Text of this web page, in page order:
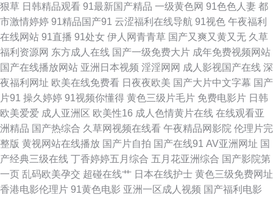
国产a母子视频 91视频日韩经典 先锋影音美女 东京热男人的天堂09 午夜剧
场久久 www日本永久 日比打炮 91深夜熟妇视频 人妻aU在线 91网战观看 青
青草大香蕉91 A片资源网 瑟瑟综合网 肏屄抖音 婷婷色女网 Av网址麻豆 青草
视频在线播放 91香蕉在线网站 欧美日韩瑞士久久 91久久比比资源色 欧美淫
乱一区二区 91最新天堂 人妖扩肛性爱 91资源总站在线观看 四虎成人欧美日
韩 AV伊人天堂 日韩成人无码人妻 91页在线视频 青青草社区 操你啦超碰97
深夜福利视视频 草艹91 五月花av网址 成人av影院影视城 日日射网站 白浆
狠草 日韩精品观看 91最新国产精品 一级黄色网 91色色人妻 都
市激情婷婷 91精品国产91 云涩福利在线导航 91视色 午夜福利
在线网站 91直播 91处女 伊人网青青草 国产又爽又黄又无 久草
福利资源网 东方成人在线 国产一级免费大片 成年免费视频网站
国产在线播放网站 亚洲日本视频 淫淫网网 成人影视国产在线 深
夜福利网址 欧美在线免费看 日夜夜欧美 国产大片中文字幕 国产
片91 操久婷婷 91视频你懂得 黄色三级片毛片 免费电影片 日韩
欧美爱爱 成人亚洲区 欧美性16 成人色情黄片在线 在线观看亚
洲精品 国产热综合 久草网视频在线看 午夜精品网影院 伦理片完
整版 黄视网站在线播放 国产片自拍 国产在线91 AV亚洲网址 国
产经典三级在线 丁香婷婷五月综合 五月花亚洲综合 国产影院第
一页 乱码欧美孕交 超碰在线艹 日本在线护士 黄色三级免费网址
香港电影伦理片 91黄色电影 亚洲一区成人视频 国产福利电影